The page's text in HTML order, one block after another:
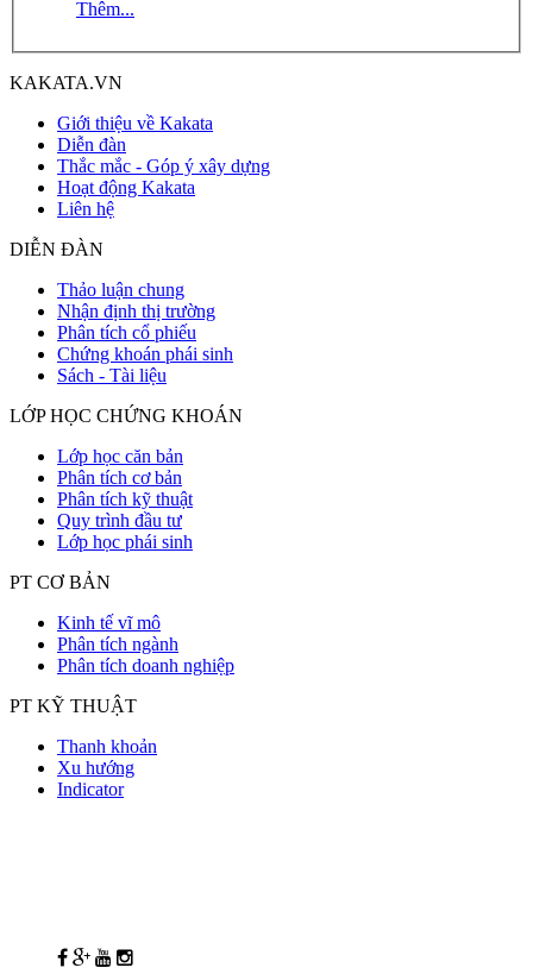
Thêm...
KAKATA.VN
Giới thiệu về Kakata
Diễn đàn
Thắc mắc - Góp ý xây dựng
Hoạt động Kakata
Liên hệ
DIỄN ĐÀN
Thảo luận chung
Nhận định thị trường
Phân tích cổ phiếu
Chứng khoán phái sinh
Sách - Tài liệu
LỚP HỌC CHỨNG KHOÁN
Lớp học căn bản
Phân tích cơ bản
Phân tích kỹ thuật
Quy trình đầu tư
Lớp học phái sinh
PT CƠ BẢN
Kinh tế vĩ mô
Phân tích ngành
Phân tích doanh nghiệp
PT KỸ THUẬT
Thanh khoản
Xu hướng
Indicator